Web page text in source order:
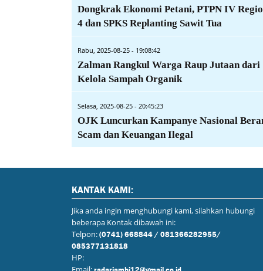
Dongkrak Ekonomi Petani, PTPN IV
4 dan SPKS Replanting Sawit Tua
Rabu, 2025-08-25 - 19:08:42
Zalman Rangkul Warga Raup Jutaan dari
Kelola Sampah Organik
Selasa, 2025-08-25 - 20:45:23
OJK Luncurkan Kampanye Nasional
Scam dan Keuangan Ilegal
KANTAK KAMI:
Jika anda ingin menghubungi kami, silahkan hubungi
beberapa Kontak dibawah ini:
Telpon: (0741) 668844 / 081366282955/
085377131818
HP:
radarjambi12@gmail.co.id